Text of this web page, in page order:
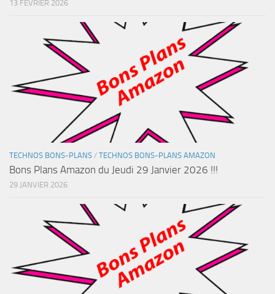
13 FÉVRIER 2026
TECHNOS BONS-PLANS / TECHNOS BONS-PLANS AMAZON
Bons Plans Amazon du Jeudi 29 Janvier 2026 !!!
29 JANVIER 2026